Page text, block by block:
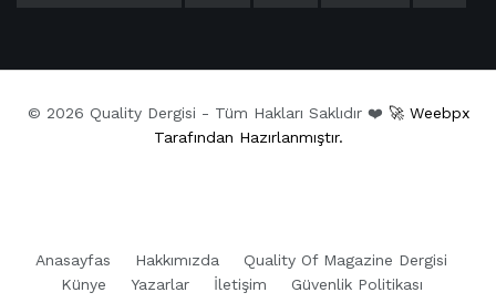
© 2026 Quality Dergisi - Tüm Hakları Saklıdır ❤️ 🚀 Weebpx
Tarafından Hazırlanmıştır.
Anasayfas Hakkımızda
Quality Of Magazine Dergisi
Künye
Yazarlar İletişim
Güvenlik Politikası